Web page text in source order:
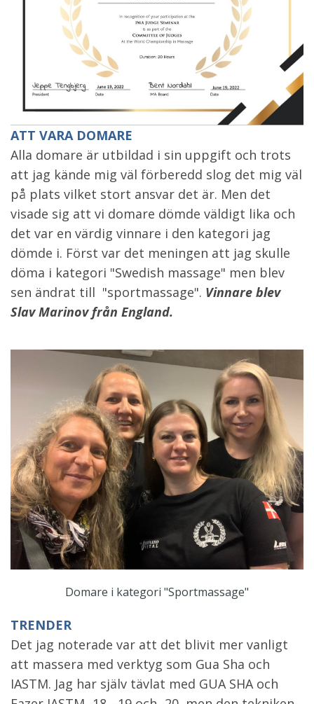
ATT VARA DOMARE
Alla domare är utbildad i sin uppgift och trots
att jag kände mig väl förberedd slog det mig väl
på plats vilket stort ansvar det är. Men det
visade sig att vi domare dömde väldigt lika och
det var en värdig vinnare i den kategori jag
dömde i. Först var det meningen att jag skulle
döma i kategori "Swedish massage" men blev
sen ändrat till "sportmassage". Vinnare blev
Slav Marinov från England.
Domare i kategori "Sportmassage"
TRENDER
Det jag noterade var att det blivit mer vanligt
att massera med verktyg som Gua Sha och
IASTM. Jag har själv tävlat med GUA SHA och